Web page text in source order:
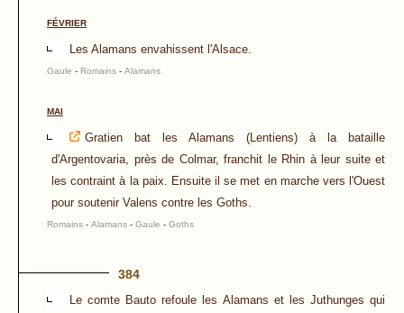
FÉVRIER
Les Alamans envahissent l'Alsace.
Gaule - Romains - Alamans
MAI
Gratien bat les Alamans (Lentiens) à la bataille
d'Argentovaria, près de Colmar, franchit le Rhin à leur suite et
les contraint à la paix. Ensuite il se met en marche vers l'Ouest
pour soutenir Valens contre les Goths.
Romains - Alamans - Gaule - Goths
384
Le comte Bauto refoule les Alamans et les Juthunges qui